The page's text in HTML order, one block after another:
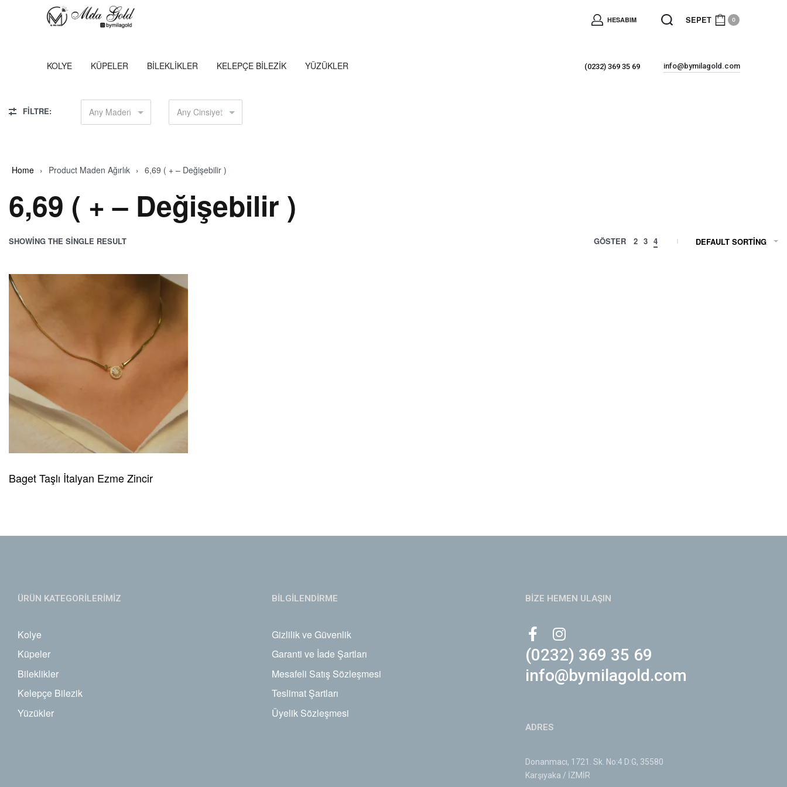
HESABIM SEPET 0
KOLYE KÜPELER BILEKLIKLER KELEPÇE BILEZIK YÜZÜKLER (0232) 369 35 69 info@bymilagold.com
FİLTRE: Any Maden Any Cinsiyet
Home › Product Maden Ağırlık › 6,69 ( + – Değişebilir )
6,69 ( + – Değişebilir )
SHOWING THE SINGLE RESULT GÖSTER 2 3 4 DEFAULT SORTING
Baget Taşlı İtalyan Ezme Zincir
ÜRÜN KATEGORİLERİMİZ
Kolye
Küpeler
Bileklikler
Kelepçe Bilezik
Yüzükler
BİLGİLENDİRME
Gizlilik ve Güvenlik
Garanti ve İade Şartları
Mesafeli Satış Sözleşmesi
Teslimat Şartları
Üyelik Sözleşmesi
BİZE HEMEN ULAŞIN
(0232) 369 35 69
info@bymilagold.com
ADRES
Donanmacı, 1721. Sk. No:4 D:G, 35580
Karşıyaka / İZMİR